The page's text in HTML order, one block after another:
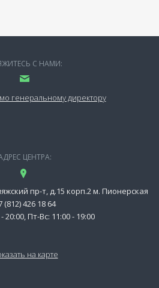
С НАМИ:
генеральному директору
ЦЕНТРА:
пр-т, д.15 корп.2 м. Пионерская
(812) 426 18 64
20:00, Пт-Вс: 11:00 - 19:00
на карте